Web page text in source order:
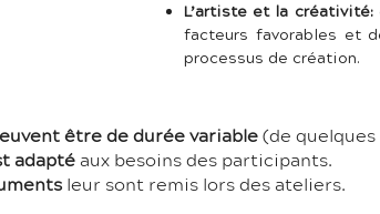
L’artiste et la créativité:
facteurs favorables et
processus de création.
être de durée variable (de
adapté aux besoins des participants.
leur sont remis lors des ateliers.